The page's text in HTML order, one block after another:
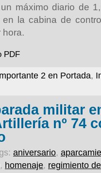
máximo diario de
la cabina de
hora.
PDF
2 en Portada,
militar
nº 74
aniversario,
, homenaje, regimiento